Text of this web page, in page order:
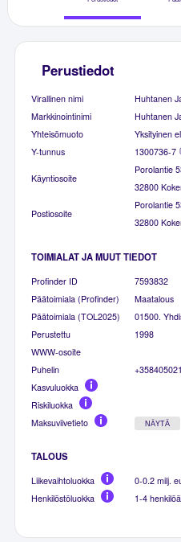
Perustiedot
Virallinen nimi
Huhtanen
Markkinointinimi
Huhtanen
Yhteisömuoto
Yksityinen
Y-tunnus
1300736-7
Käyntiosoite
Porolantie
32800
Postiosoite
Porolantie
32800
TOIMIALAT JA MUUT TIEDOT
Profinder ID
7593832
Päätoimiala (Profinder)
Maatalous
Päätoimiala (TOL2025)
01500.
Perustettu
1998
WWW-osoite
Puhelin
Kasvuluokka
Riskiluokka
Maksuviivetieto
NÄYTÄ
TALOUS
Liikevaihtoluokka
0-0.2 milj.
Henkilöstöluokka
1-4 henkilöä